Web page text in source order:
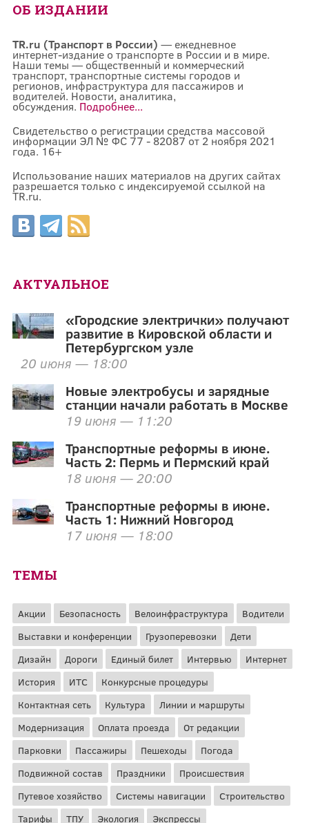
ОБ ИЗДАНИИ
TR.ru (Транспорт в России) — ежедневное
интернет-издание о транспорте в России и в мире.
Наши темы — общественный и коммерческий
транспорт, транспортные системы городов и
регионов, инфраструктура для пассажиров и
водителей. Новости, аналитика,
обсуждения. Подробнее...
Свидетельство о регистрации средства массовой
информации ЭЛ № ФС 77 - 82087 от 2 ноября 2021
года. 16+
Использование наших материалов на других сайтах
разрешается только с индексируемой ссылкой на
TR.ru.
АКТУАЛЬНОЕ
«Городские электрички» получают
развитие в Кировской области и
Петербургском узле
20 июня — 18:00
Новые электробусы и зарядные
станции начали работать в Москве
19 июня — 11:20
Транспортные реформы в июне.
Часть 2: Пермь и Пермский край
18 июня — 20:00
Транспортные реформы в июне.
Часть 1: Нижний Новгород
17 июня — 18:00
ТЕМЫ
Акции Безопасность Велоинфраструктура
Водители
Выставки и конференции
Грузоперевозки
Дети
Дизайн
Дороги Единый билет Интервью
Интернет
История
ИТС
Конкурсные процедуры
Контактная сеть
Культура
Линии и маршруты
Модернизация
Оплата проезда
От редакции
Парковки
Пассажиры Пешеходы
Погода
Подвижной состав
Праздники
Происшествия
Путевое хозяйство
Системы навигации
Строительство
Тарифы
ТПУ Экология Экспрессы